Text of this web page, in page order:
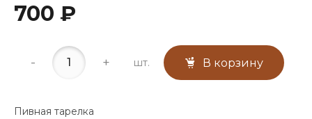
700 ₽
- + шт. В корзину
Пивная тарелка